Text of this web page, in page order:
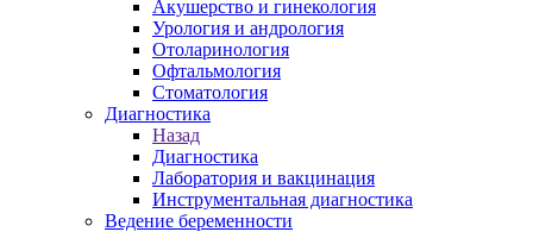
Акушерство и гинекология
Урология и андрология
Отоларинология
Офтальмология
Стоматология
Диагностика
Назад
Диагностика
Лаборатория и вакцинация
Инструментальная диагностика
Ведение беременности